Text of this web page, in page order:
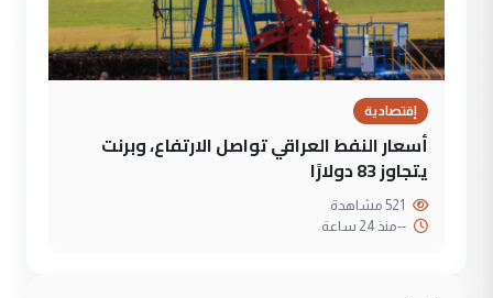
إقتصادية
أسعار النفط العراقي تواصل الارتفاع، وبرنت
يتجاوز 83 دولارًا
--منذ 24 ساعة